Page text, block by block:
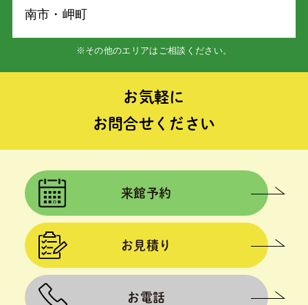
南市・岬町
※その他のエリアはご相談ください。
お気軽に
お問合せください
来館予約
お見積り
お電話